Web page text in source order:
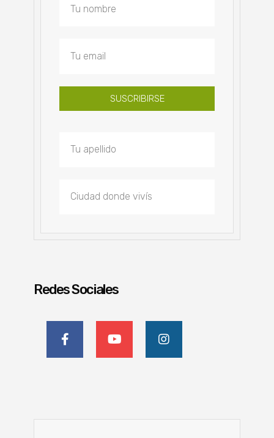
SUSCRIBIRSE
Redes Sociales